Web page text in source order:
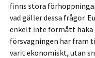
finns stora
vad gäller dessa frågor.
enkelt inte förmått haka
försvagningen har fram
varit ekonomiskt, utan